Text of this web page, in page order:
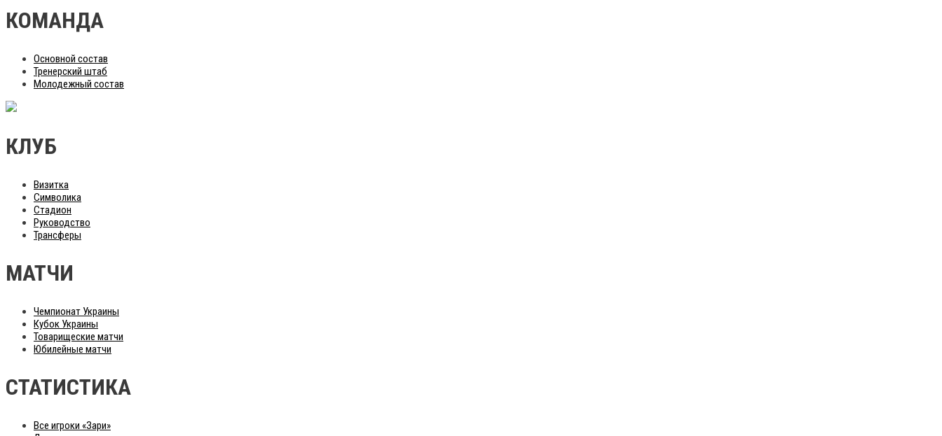
КОМАНДА
Основной состав
Тренерский штаб
Молодежный состав
КЛУБ
Визитка
Символика
Стадион
Руководство
Трансферы
МАТЧИ
Чемпионат Украины
Кубок Украины
Товарищеские матчи
Юбилейные матчи
СТАТИСТИКА
Все игроки «Зари»